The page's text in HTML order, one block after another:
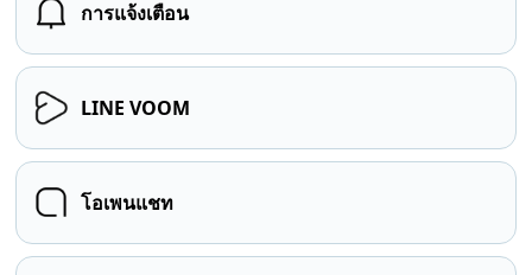
การแจ้งเตือน
LINE VOOM
โอเพนแชท